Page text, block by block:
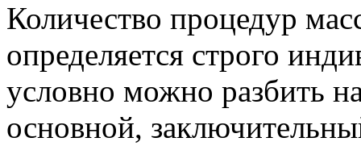
Количество процедур
определяется строго
условно можно разбить
основной,